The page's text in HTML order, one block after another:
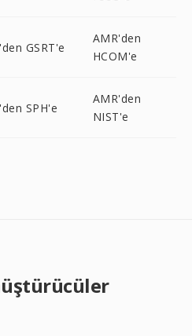
GSRT'e
AMR'den
HCOM'e
SPH'e
AMR'den
NIST'e